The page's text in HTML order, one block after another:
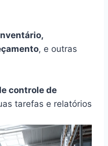
, e outras
controle de
tarefas e relatórios